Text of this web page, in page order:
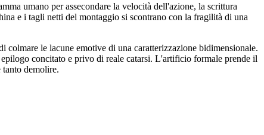
umano per assecondare la velocità dell'azione, la scrittura
e i tagli netti del montaggio si scontrano con la fragilità di una
colmare le lacune emotive di una caratterizzazione bidimensionale.
concitato e privo di reale catarsi. L'artificio formale prende il
tanto demolire.